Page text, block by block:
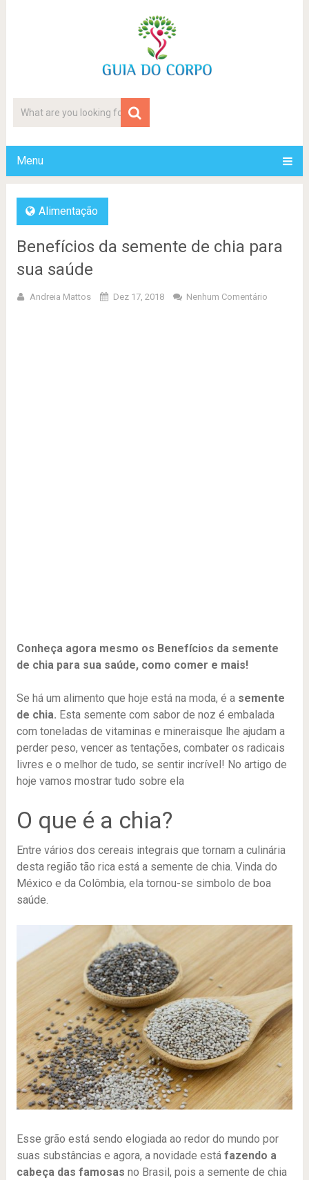
Menu
Alimentação
Benefícios da semente de chia para
sua saúde
Andreia Mattos Dez 17, 2018 Nenhum Comentário
Conheça agora mesmo os Benefícios da semente
de chia para sua saúde, como comer e mais!
Se há um alimento que hoje está na moda, é a semente
de chia. Esta semente com sabor de noz é embalada
com toneladas de vitaminas e mineraisque lhe ajudam a
perder peso, vencer as tentações, combater os radicais
livres e o melhor de tudo, se sentir incrível! No artigo de
hoje vamos mostrar tudo sobre ela
O que é a chia?
Entre vários dos cereais integrais que tornam a culinária
desta região tão rica está a semente de chia. Vinda do
México e da Colômbia, ela tornou-se simbolo de boa
saúde.
Esse grão está sendo elogiada ao redor do mundo por
suas substâncias e agora, a novidade está fazendo a
cabeça das famosas no Brasil, pois a semente de chia